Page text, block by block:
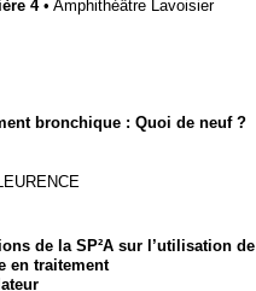
4 • Amphithéâtre Lavoisier
bronchique : Quoi de neuf ?
de la SP²A sur l’utilisation de
en traitement